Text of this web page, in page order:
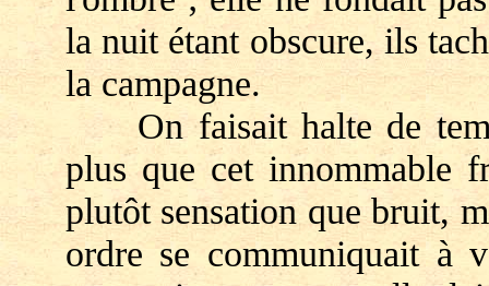
la nuit étant obscure, ils
la campagne.
On faisait halte de
plus que cet innommable
plutôt sensation que bruit,
ordre se communiquait à